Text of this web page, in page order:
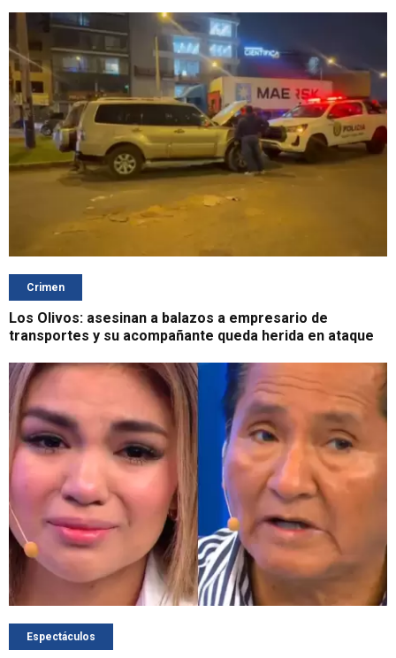
Crimen
Los Olivos: asesinan a balazos a empresario de
transportes y su acompañante queda herida en ataque
Espectáculos